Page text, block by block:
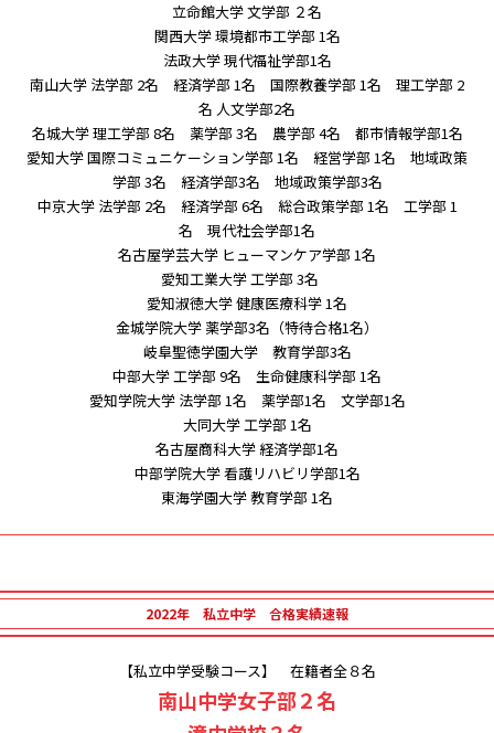
立命館大学 文学部 ２名
関西大学 環境都市工学部 1名
法政大学 現代福祉学部1名
南山大学 法学部 2名 経済学部 1名 国際教養学部 1名 理工学部 2
名 人文学部2名
名城大学 理工学部 8名 薬学部 3名 農学部 4名 都市情報学部1名
愛知大学 国際コミュニケーション学部 1名 経営学部 1名 地域政策
学部 3名 経済学部3名 地域政策学部3名
中京大学 法学部 2名 経済学部 6名 総合政策学部 1名 工学部 1
名 現代社会学部1名
名古屋学芸大学 ヒューマンケア学部 1名
愛知工業大学 工学部 3名
愛知淑徳大学 健康医療科学 1名
金城学院大学 薬学部3名（特待合格1名）
岐阜聖徳学園大学 教育学部3名
中部大学 工学部 9名 生命健康科学部 1名
愛知学院大学 法学部 1名 薬学部1名 文学部1名
大同大学 工学部 1名
名古屋商科大学 経済学部1名
中部学院大学 看護リハビリ学部1名
東海学園大学 教育学部 1名
2022年 私立中学 合格実績速報
【私立中学受験コース】 在籍者全８名
南山中学女子部２名